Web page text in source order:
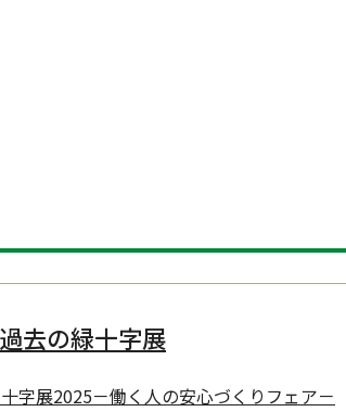
過去の緑十字展
字展2025－働く人の安心づくりフェア－